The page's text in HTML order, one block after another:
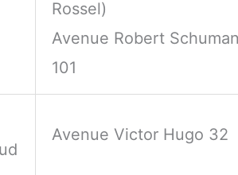
Rossel)
Avenue Robert
101
Avenue Victor Hugo 32